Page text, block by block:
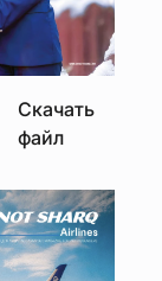
Скачать
файл